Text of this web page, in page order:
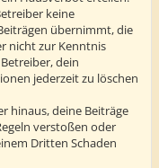
keine
übernimmt, die
nicht zur Kenntnis
dein
jederzeit zu löschen
hinaus, deine Beiträge
verstoßen oder
Dritten Schaden